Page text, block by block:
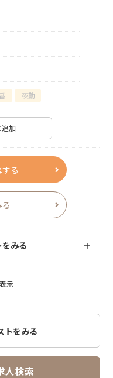
夜勤
加
る
みる
示
トをみる
人検索